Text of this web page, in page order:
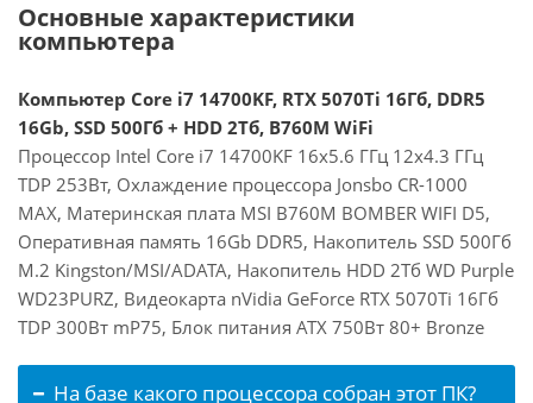
Основные характеристики
компьютера
Компьютер Core i7 14700KF, RTX 5070Ti 16Гб, DDR5
16Gb, SSD 500Гб + HDD 2Тб, B760M WiFi
Процессор Intel Core i7 14700KF 16x5.6 ГГц 12x4.3 ГГц
TDP 253Вт, Охлаждение процессора Jonsbo CR-1000
MAX, Материнская плата MSI B760M BOMBER WIFI D5,
Оперативная память 16Gb DDR5, Накопитель SSD 500Гб
M.2 Kingston/MSI/ADATA, Накопитель HDD 2Тб WD Purple
WD23PURZ, Видеокарта nVidia GeForce RTX 5070Ti 16Гб
TDP 300Вт mP75, Блок питания ATX 750Вт 80+ Bronze
На базе какого процессора собран этот ПК?